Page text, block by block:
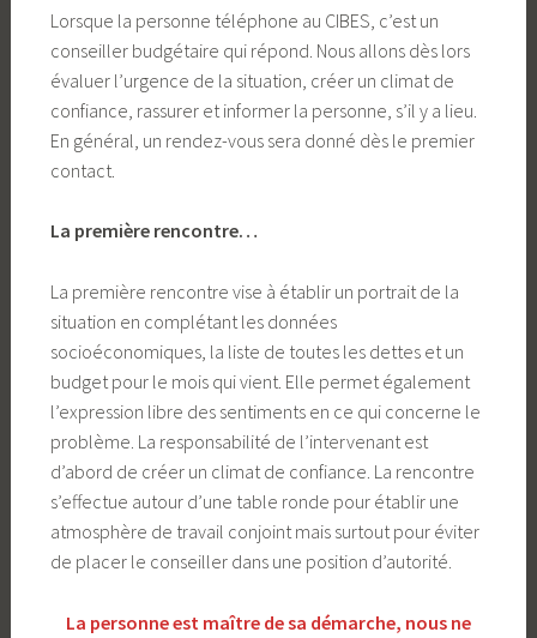
Lorsque la personne téléphone au CIBES, c’est un
conseiller budgétaire qui répond. Nous allons dès lors
évaluer l’urgence de la situation, créer un climat de
confiance, rassurer et informer la personne, s’il y a lieu.
En général, un rendez-vous sera donné dès le premier
contact.
La première rencontre…
La première rencontre vise à établir un portrait de la
situation en complétant les données
socioéconomiques, la liste de toutes les dettes et un
budget pour le mois qui vient. Elle permet également
l’expression libre des sentiments en ce qui concerne le
problème. La responsabilité de l’intervenant est
d’abord de créer un climat de confiance. La rencontre
s’effectue autour d’une table ronde pour établir une
atmosphère de travail conjoint mais surtout pour éviter
de placer le conseiller dans une position d’autorité.
La personne est maître de sa démarche, nous ne